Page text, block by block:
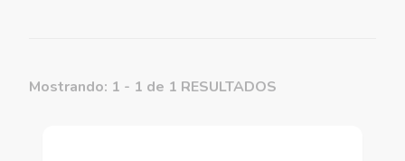
Mostrando: 1 - 1 de 1 RESULTADOS